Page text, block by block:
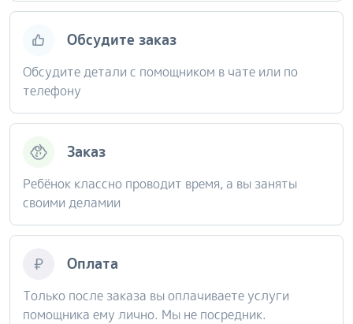
Обсудите заказ
Обсудите детали с помощником в чате или по
телефону
Заказ
Ребёнок классно проводит время, а вы заняты
своими деламии
Оплата
Только после заказа вы оплачиваете услуги
помощника ему лично. Мы не посредник.